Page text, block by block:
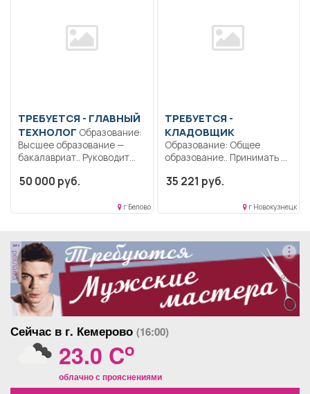
ТРЕБУЕТСЯ - ГЛАВНЫЙ
ТЕХНОЛОГ
Высшее образование —
бакалавриат.. Руководит
внедрения...
50 000 руб.
г Белово
ТРЕБУЕТСЯ -
КЛАДОВЩИК
Образование: Общее
образование.. Принимать на
и...
35 221 руб.
г Новокузнецк
реклама
Сейчас в г. Кемерово (16:00)
23.0 Co
облачно с прояснениями